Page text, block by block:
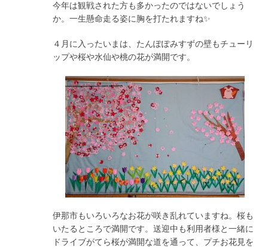
今年は観戦された方も多かったのではないでしょう
か。一生懸命走る姿に胸を打たれますね✨
４月に入ったいまは、たんぽぽみすずの壁もチューリ
ップや桜や水仙や桃の花が満開です。
伊那市もいろいろなお花が咲き乱れていますね。桜も
いたるところで満開です。送迎中も利用者様と一緒に
ドライブがてら桜が満開な道を通って、プチお花見を